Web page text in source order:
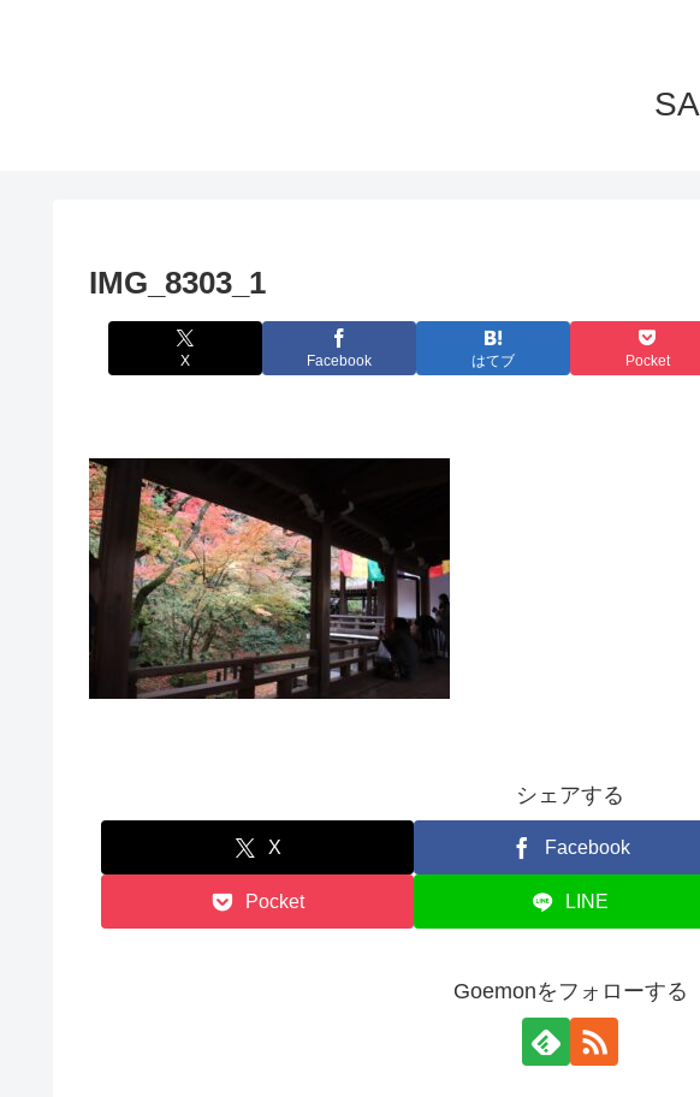
IMG_8303_1
X Facebook はてブ Pocket
シェアする
X Facebook
Pocket LINE
Goemonをフォローする